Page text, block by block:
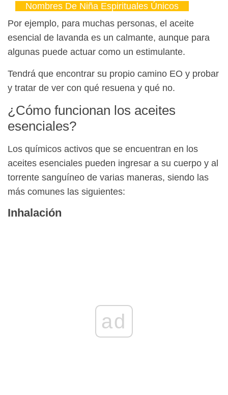
Nombres De Niña Espirituales Únicos
Por ejemplo, para muchas personas, el aceite
esencial de lavanda es un calmante, aunque para
algunas puede actuar como un estimulante.
Tendrá que encontrar su propio camino EO y probar
y tratar de ver con qué resuena y qué no.
¿Cómo funcionan los aceites
esenciales?
Los químicos activos que se encuentran en los
aceites esenciales pueden ingresar a su cuerpo y al
torrente sanguíneo de varias maneras, siendo las
más comunes las siguientes:
Inhalación
ad